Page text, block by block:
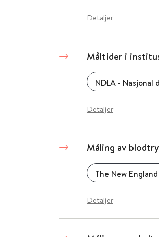
Detaljer
Måltider i
NDLA -
Detaljer
Måling av
The New
Detaljer